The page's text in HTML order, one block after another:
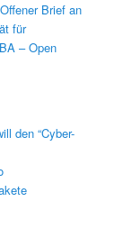
Offener Brief an
für
– Open
den “Cyber-